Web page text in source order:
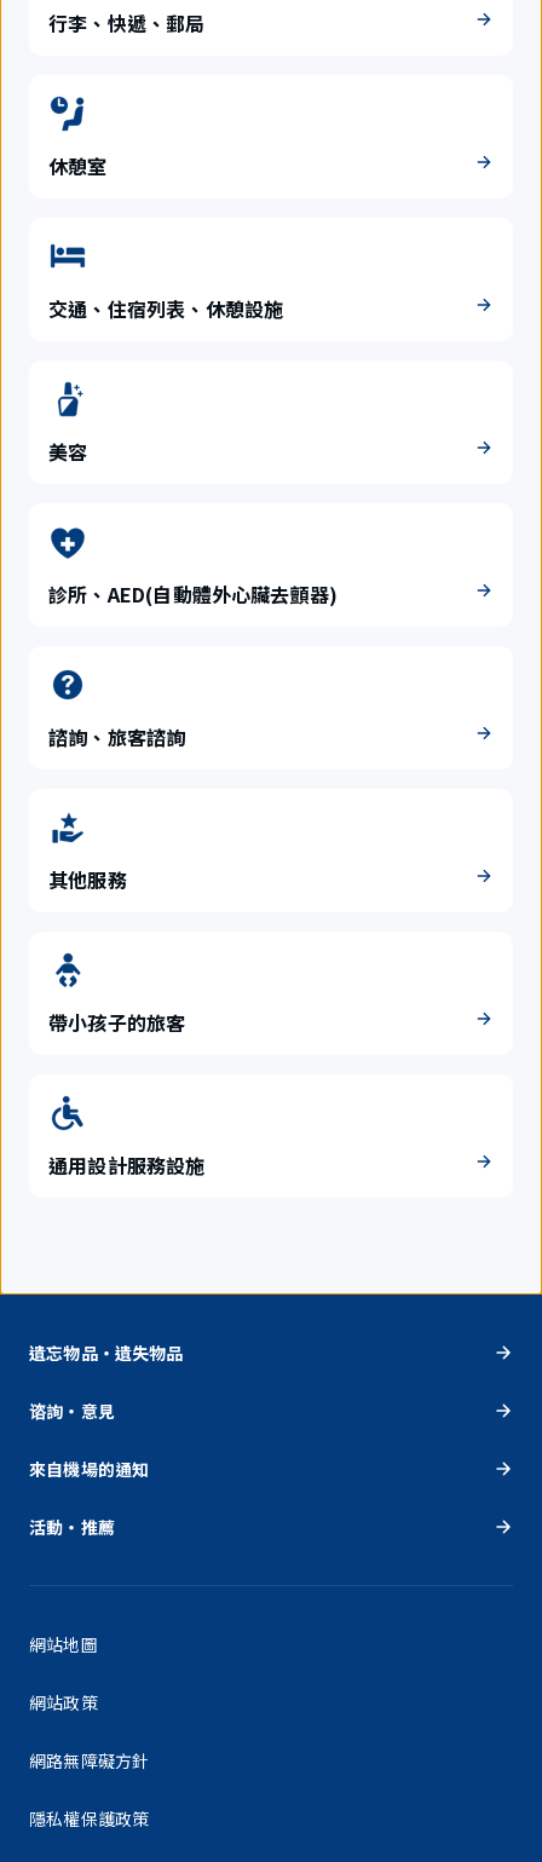
行李、快遞、郵局
休憩室
交通、住宿列表、休憩設施
美容
診所、AED(自動體外心臟去顫器)
諮詢、旅客諮詢
其他服務
帶小孩子的旅客
通用設計服務設施
遺忘物品・遺失物品
谘詢・意見
來自機場的通知
活動・推薦
網站地圖
網站政策
網路無障礙方針
隱私權保護政策